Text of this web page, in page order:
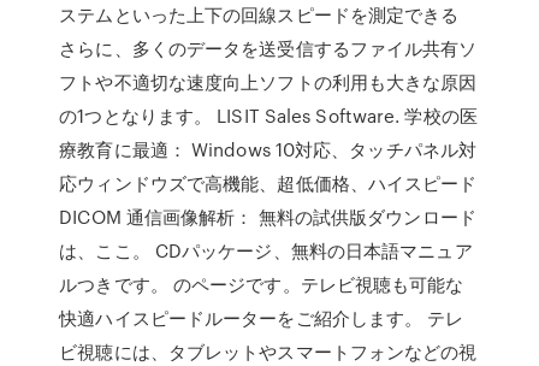
ステムといった上下の回線スピードを測定できる
さらに、多くのデータを送受信するファイル共有ソ
フトや不適切な速度向上ソフトの利用も大きな原因
の1つとなります。 LISIT Sales Software. 学校の医
療教育に最適： Windows 10対応、タッチパネル対
応ウィンドウズで高機能、超低価格、ハイスピード
DICOM 通信画像解析： 無料の試供版ダウンロード
は、ここ。 CDパッケージ、無料の日本語マニュア
ルつきです。 のページです。テレビ視聴も可能な
快適ハイスピードルーターをご紹介します。 テレ
ビ視聴には、タブレットやスマートフォンなどの視